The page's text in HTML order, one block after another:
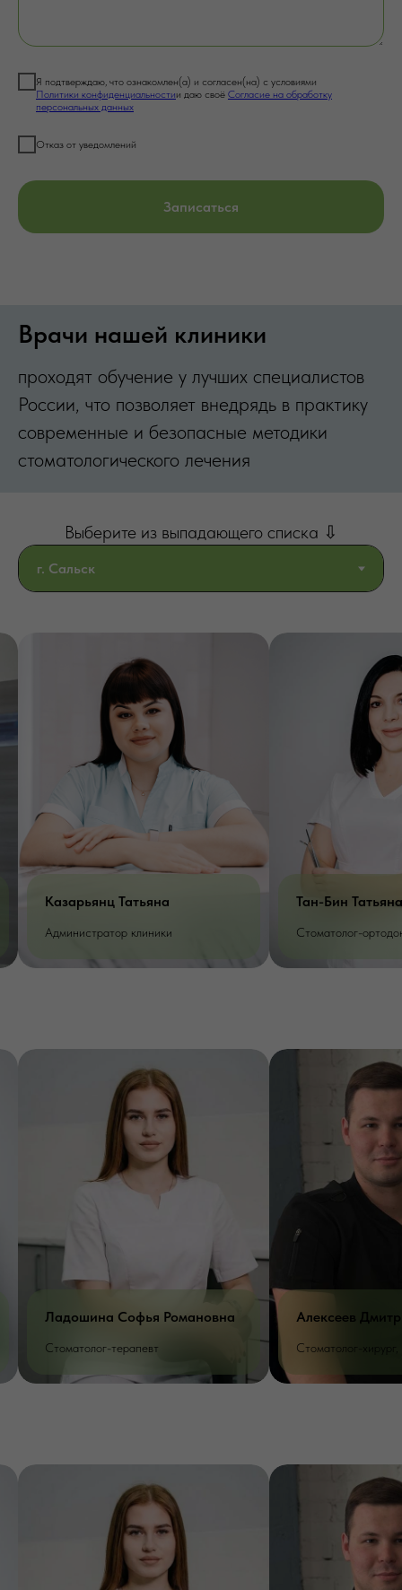
Я подтверждаю, что ознакомлен(а) и согласен(на) с условиями
Политики конфиденциальностии даю своё Согласие на обработку
персональных данных
Отказ от уведомлений
Записаться
Врачи нашей клиники
проходят обучение у лучших специалистов
России, что позволяет внедрядь в практику
современные и безопасные методики
стоматологического лечения
Выберите из выпадающего списка ⇩
Тан-Бин Татьяна Сергеевна
Стоматолог-ортодонт
Ладошина
Стоматолог-
Алексеев Дмитрий Сергеевич
Стоматолог-хирург, имплантолог
Волкова Ирина
Зубной врач